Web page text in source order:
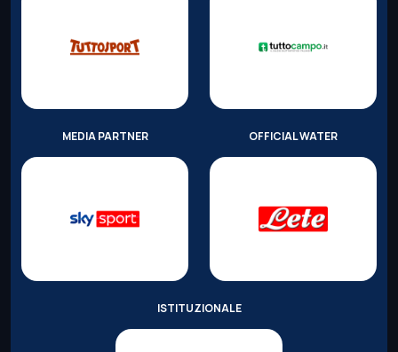
MEDIA PARTNER OFFICIAL WATER
ISTITUZIONALE